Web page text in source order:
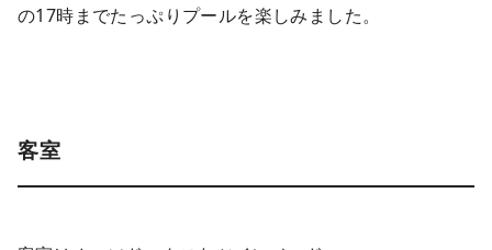
の17時までたっぷりプールを楽しみました。
客室